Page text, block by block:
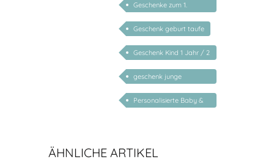
Geschenke zum 1.
Geburtstag
Geschenk geburt taufe
Geschenk Kind 1 Jahr / 2
Jahre / 3 Jahre
geschenk junge
mädchen
Personalisierte Baby &
ÄHNLICHE ARTIKEL